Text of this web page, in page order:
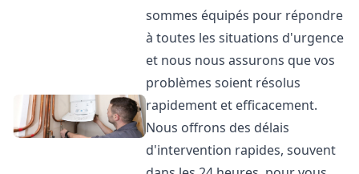
sommes équipés pour répondre
à toutes les situations d'urgence
et nous nous assurons que vos
problèmes soient résolus
rapidement et efficacement.
Nous offrons des délais
d'intervention rapides, souvent